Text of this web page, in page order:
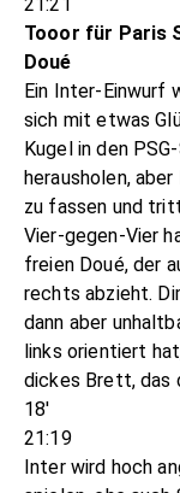
Tooor für Paris
Doué
Ein Inter-Einwurf
sich mit etwas
Kugel in den
herausholen,
zu fassen und
Vier-gegen-Vier
freien Doué, der
rechts abzieht.
dann aber
links orientiert
dickes Brett, das
18'
21:19
Inter wird hoch